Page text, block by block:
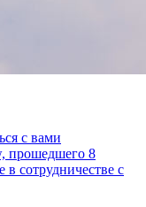
с вами
прошедшего 8
в сотрудничестве с